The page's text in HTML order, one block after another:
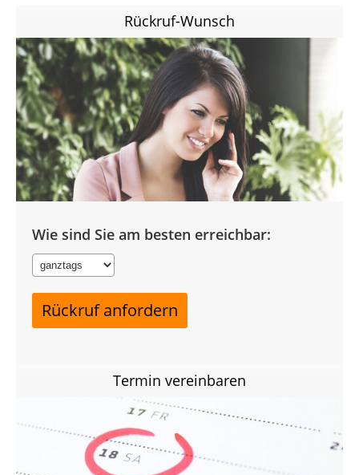
Rückruf-Wunsch
Wie sind Sie am besten erreichbar:
Termin vereinbaren